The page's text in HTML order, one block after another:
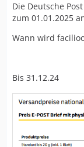
Die Deutsche
zum 01.01.2025
Wann wird
Bis 31.12.24